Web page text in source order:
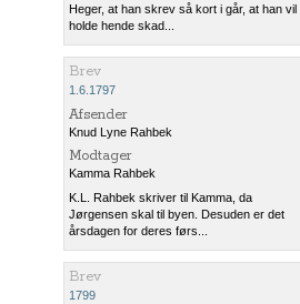
Heger, at han skrev så kort i går, at han vil
holde hende skad...
Brev
1.6.1797
Afsender
Knud Lyne Rahbek
Modtager
Kamma Rahbek
K.L. Rahbek skriver til Kamma, da
Jørgensen skal til byen. Desuden er det
årsdagen for deres førs...
Brev
1799